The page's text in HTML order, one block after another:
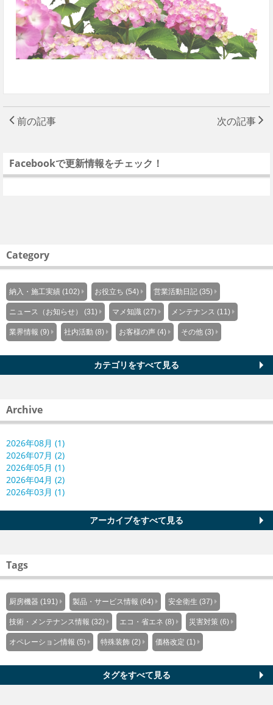
前の記事 次の記事
Facebookで更新情報をチェック！
Category
納入・施工実績 (102) お役立ち (54) 営業活動日記 (35)
ニュース（お知らせ） (31) マメ知識 (27) メンテナンス (11)
業界情報 (9) 社内活動 (8) お客様の声 (4) その他 (3)
カテゴリをすべて見る
Archive
2026年08月 (1)
2026年07月 (2)
2026年05月 (1)
2026年04月 (2)
2026年03月 (1)
アーカイブをすべて見る
Tags
厨房機器 (191) 製品・サービス情報 (64) 安全衛生 (37)
技術・メンテナンス情報 (32) エコ・省エネ (8) 災害対策 (6)
オペレーション情報 (5) 特殊装飾 (2) 価格改定 (1)
タグをすべて見る